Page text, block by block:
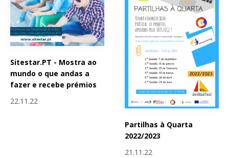
Sitestar.PT - Mostra ao
mundo o que andas a
fazer e recebe prémios
22.11.22
Partilhas à Quarta
2022/2023
21.11.22